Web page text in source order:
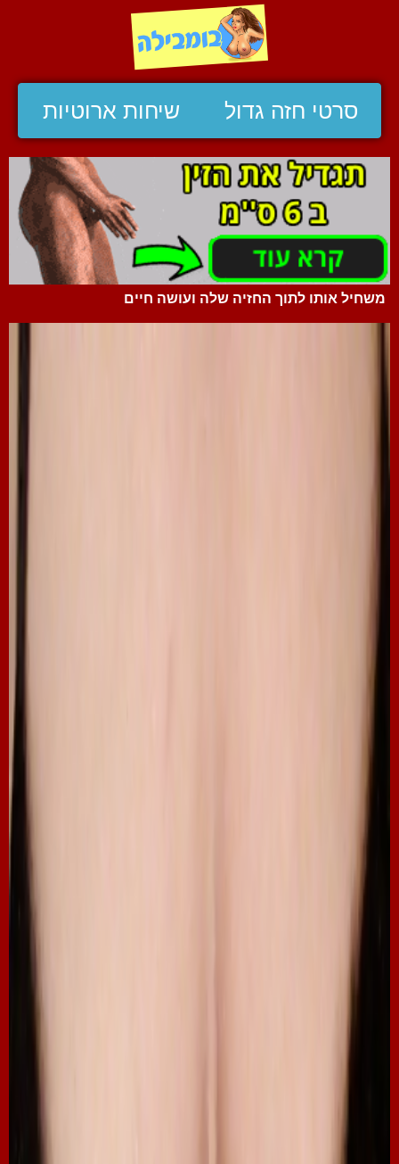
סרטי חזה גדול שיחות ארוטיות
משחיל אותו לתוך החזיה שלה ועושה חיים